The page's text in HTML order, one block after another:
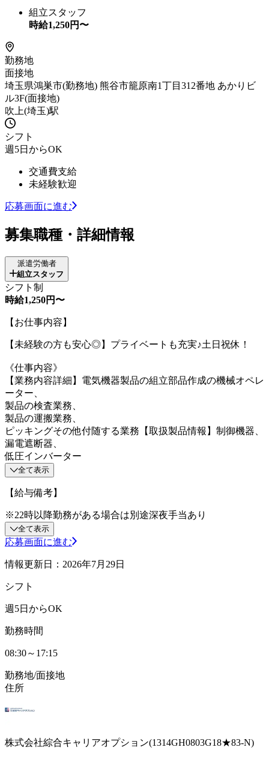
組立スタッフ
時給1,250円〜
勤務地
面接地
埼玉県鴻巣市(勤務地) 熊谷市籠原南1丁目312番地 あかりビ
ル3F(面接地)
吹上(埼玉)駅
シフト
週5日からOK
交通費支給
未経験歓迎
応募画面に進む
募集職種・詳細情報
派遣労働者
組立スタッフ
シフト制
時給1,250円〜
【お仕事内容】
【未経験の方も安心◎】プライベートも充実♪土日祝休！
《仕事内容》
【業務内容詳細】電気機器製品の組立部品作成の機械オペレ
ーター、
製品の検査業務、
製品の運搬業務、
ピッキングその他付随する業務【取扱製品情報】制御機器、
漏電遮断器、
低圧インバーター
全て表示
【給与備考】
※22時以降勤務がある場合は別途深夜手当あり
全て表示
応募画面に進む
情報更新日：2026年7月29日
シフト
週5日からOK
勤務時間
08:30～17:15
勤務地/面接地
住所
株式会社綜合キャリアオプション(1314GH0803G18★83-N)